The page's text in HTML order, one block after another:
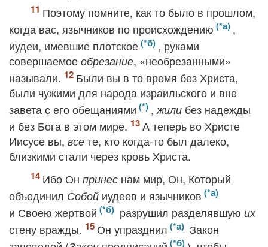
Поэтому помните, как то было в прошлом,
когда вас, язычников по происхождению
,
иудеи, имевшие плотское
, руками
совершаемое обрезание, «необрезанными»
называли.
Были вы в то время без Христа,
были чужими для народа израильского и вне
завета с его обещаниями
, жили без надежды
и без Бога в этом мире.
А теперь во Христе
Иисусе вы, все те, кто когда-то был далеко,
близкими стали через кровь Христа.
Ибо Он принес нам мир, Он, Который
объединил Собой иудеев и язычников
и Своею жертвой
разрушил разделявшую их
стену вражды. Он упразднил
Закон